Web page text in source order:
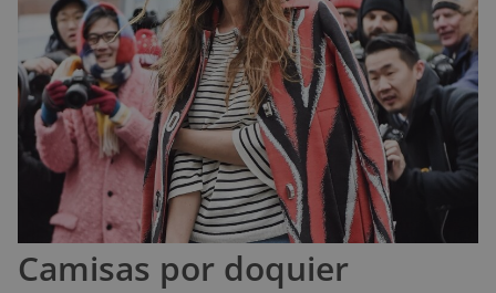
Camisas por doquier